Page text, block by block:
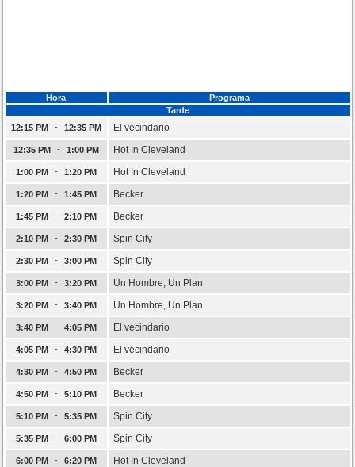
Hora
Programa
Tarde
12:15 PM
- 12:35 PM El vecindario
12:35 PM - 1:00 PM Hot In Cleveland
1:00 PM - 1:20 PM Hot In Cleveland
1:20 PM - 1:45 PM Becker
1:45 PM - 2:10 PM Becker
2:10 PM - 2:30 PM Spin City
2:30 PM - 3:00 PM Spin City
3:00 PM - 3:20 PM Un Hombre, Un Plan
3:20 PM - 3:40 PM Un Hombre, Un Plan
3:40 PM - 4:05 PM El vecindario
4:05 PM - 4:30 PM El vecindario
4:30 PM - 4:50 PM Becker
4:50 PM - 5:10 PM Becker
5:10 PM - 5:35 PM Spin City
5:35 PM - 6:00 PM Spin City
6:00 PM - 6:20 PM Hot In Cleveland